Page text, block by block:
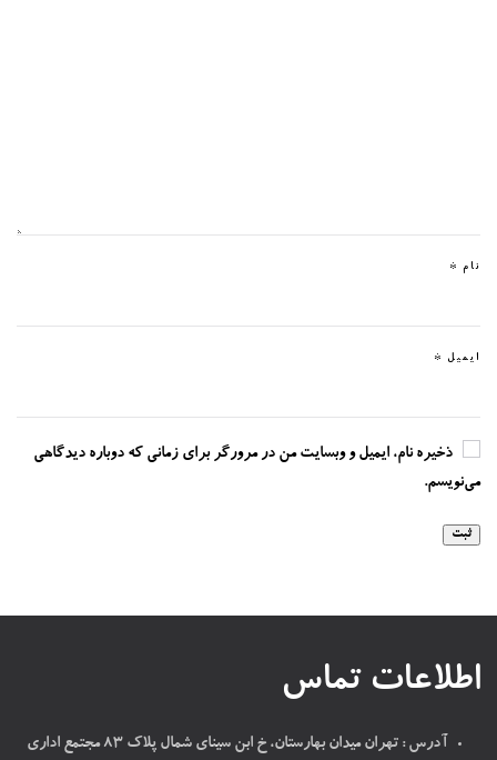
نام *
ایمیل *
ذخیره نام، ایمیل و وبسایت من در مرورگر برای زمانی که دوباره دیدگاهی
می‌نویسم.
اطلاعات تماس
آدرس : تهران میدان بهارستان، خ ابن سینای شمال پلاک ۸۳ مجتمع اداری